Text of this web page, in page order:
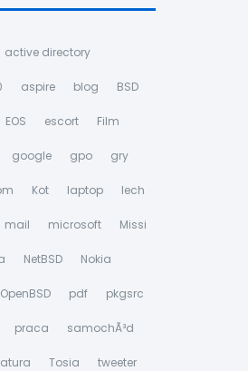
active directory
aspire blog BSD
EOS escort Film
google gpo gry
Kot laptop lech
mail microsoft Missi
NetBSD Nokia
OpenBSD pdf pkgsrc
praca samochÃ³d
Tosia tweeter